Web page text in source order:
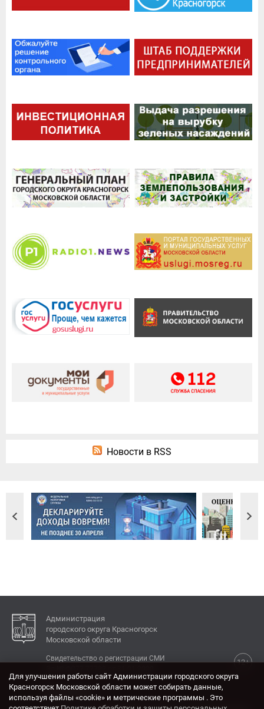
Новости в RSS
Администрация
городского округа Красногорск
Московской области
12+
Свидетельство о регистрации СМИ
КОНТАКТЫ
Для улучшения работы сайт Администрации городского округа
Красногорск Московской области может собирать данные,
используя файлы «cookie» и метрические программы . Это